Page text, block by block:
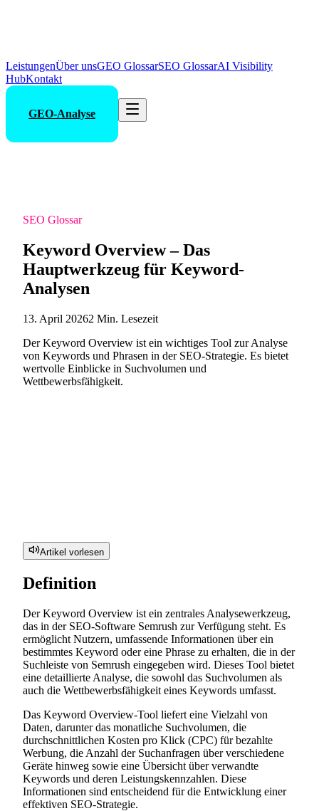
LeistungenÜber unsGEO GlossarSEO GlossarAI Visibility
HubKontakt
GEO-Analyse
SEO Glossar
Keyword Overview – Das
Hauptwerkzeug für Keyword-
Analysen
13. April 20262 Min. Lesezeit
Der Keyword Overview ist ein wichtiges Tool zur Analyse
von Keywords und Phrasen in der SEO-Strategie. Es bietet
wertvolle Einblicke in Suchvolumen und
Wettbewerbsfähigkeit.
Artikel vorlesen
Definition
Der Keyword Overview ist ein zentrales Analysewerkzeug,
das in der SEO-Software Semrush zur Verfügung steht. Es
ermöglicht Nutzern, umfassende Informationen über ein
bestimmtes Keyword oder eine Phrase zu erhalten, die in der
Suchleiste von Semrush eingegeben wird. Dieses Tool bietet
eine detaillierte Analyse, die sowohl das Suchvolumen als
auch die Wettbewerbsfähigkeit eines Keywords umfasst.
Das Keyword Overview-Tool liefert eine Vielzahl von
Daten, darunter das monatliche Suchvolumen, die
durchschnittlichen Kosten pro Klick (CPC) für bezahlte
Werbung, die Anzahl der Suchanfragen über verschiedene
Geräte hinweg sowie eine Übersicht über verwandte
Keywords und deren Leistungskennzahlen. Diese
Informationen sind entscheidend für die Entwicklung einer
effektiven SEO-Strategie.